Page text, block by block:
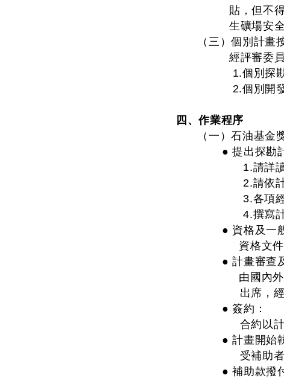
貼，但不
生礦場安
（三）個別計
經評審委
1.個別探
2.個別開
四、作業程序
（一）石油基金
● 提出探勘
1.請詳
2.請依
3.各項
4.撰寫
● 資格及一
資格文件
● 計畫審查
由國內外
出席，
● 簽約：
合約以
● 計畫開始
受補助
● 補助款撥